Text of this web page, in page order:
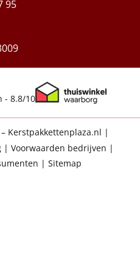
95
- 8.8/10
Kerstpakkettenplaza.nl |
| Voorwaarden bedrijven |
| Sitemap